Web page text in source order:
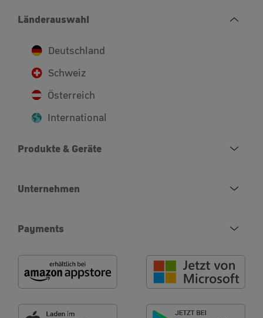
Länderauswahl
Deutschland
Schweiz
Österreich
International
Produkte & Geräte
Unternehmen
Payments